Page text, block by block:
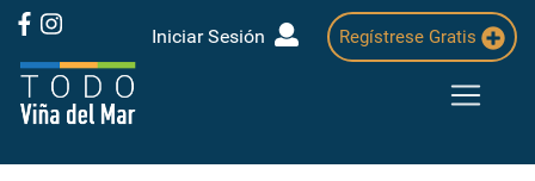
Iniciar Sesión Regístrese Gratis